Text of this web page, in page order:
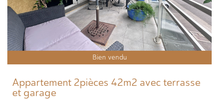
Bien vendu
Appartement 2pièces 42m2 avec terrasse
et garage